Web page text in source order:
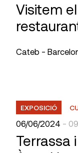
Visitem
Cateb -
EXPOSICIÓ
06/06/2024 -
Terrassa